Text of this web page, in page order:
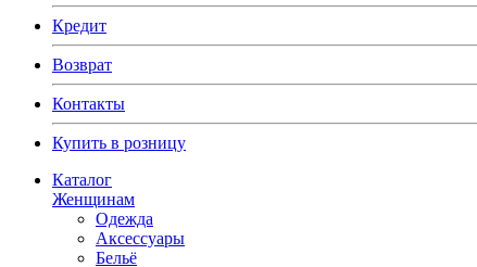
Кредит
Возврат
Контакты
Купить в розницу
Каталог
Женщинам
Одежда
Аксессуары
Бельё